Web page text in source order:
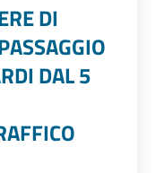
DI
DAL 5